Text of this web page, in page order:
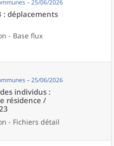
– 25/06/2026
: déplacements
- Base flux
– 25/06/2026
individus :
résidence /
- Fichiers détail